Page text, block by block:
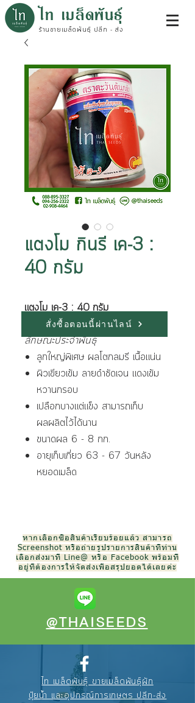
ไท เมล็ดพันธุ์
ร้านขายเมล็ดพันธุ์ ปลีก - ส่ง
แตงโม กินรี เค-3 :
40 กรัม
แตงโม เค-3 : 40 กรัม
ลักษณะประจำพันธุ์
ลูกใหญ่พิเศษ ผลโตกลมรี เนื้อแน่น
ผิวเขียวเข้ม ลายดำชัดเจน แดงเข้ม
หวานกรอบ
เปลือกบางแต่แข็ง สามารถเก็บ
ผลผลิตไว้ได้นาน
ขนาดผล 6 - 8 กก.
อายุเก็บเกี่ยว 63 - 67 วันหลัง
หยอดเมล็ด
สั่งซื้อตอนนี้ผ่านไลน์
หากเลือกซื้อสินค้าเรียบร้อยแล้ว สามารถ
Screenshot หรือถ่ายรูปรายการสินค้าที่ท่าน
เลือกส่งมาที่ Line@ หรือ Facebook พร้อมที่
อยู่ที่ต้องการให้จัดส่งเพื่อสรุปยอดได้เลยค่ะ
@THAISEEDS
ไท เมล็ดพันธุ์ ขายเมล็ดพันธุ์ผัก
ปุ๋ยน้ำ และอุปกรณ์การเกษตร ปลีก-ส่ง